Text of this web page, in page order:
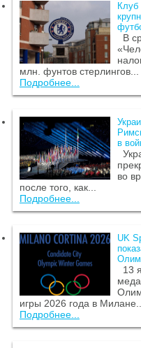
В
млн. фунтов стерлингов...
Подробнее...
в
во
после того, как...
Подробнее...
UK
13
игры 2026 года в
Подробнее...